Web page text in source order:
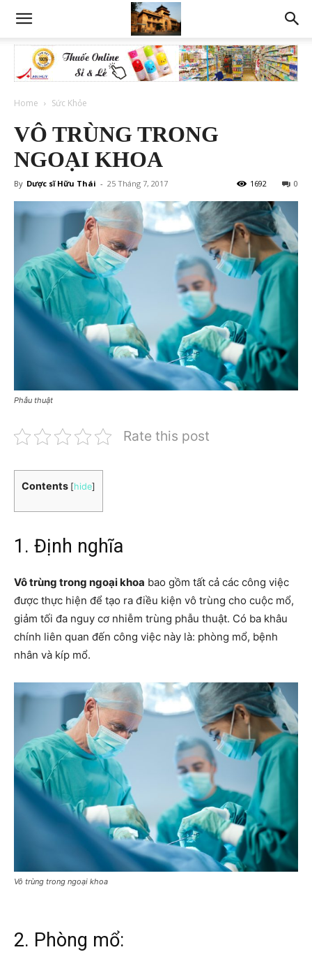
Home Sức Khỏe
VÔ TRÙNG TRONG
NGOẠI KHOA
By Dược sĩ Hữu Thái - 25 Tháng 7, 2017 0
1692
Phẫu thuật
Rate this post
Contents [hide]
1. Định nghĩa
Vô trùng trong ngoại khoa bao gồm tất cả các công việc
được thực hiện để tạo ra điều kiện vô trùng cho cuộc mổ,
giảm tối đa nguy cơ nhiễm trùng phẫu thuật. Có ba khâu
chính liên quan đến công việc này là: phòng mổ, bệnh
nhân và kíp mổ.
Vô trùng trong ngoại khoa
2. Phòng mổ: